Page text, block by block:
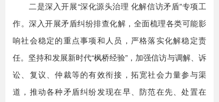
二是深入开展“深化源头治理 化解信访矛盾”专项工
作。深入开展矛盾纠纷排查化解，全面梳理各类可能影
响社会稳定的重点事项和人员，严格落实化解稳定责
任。坚持和发展新时代“枫桥经验”，加强信访与调解、诉
讼、复议、仲裁等的有效衔接，拓宽社会力量参与渠
道，推动各种矛盾纠纷发现在早、防范在先、处置在